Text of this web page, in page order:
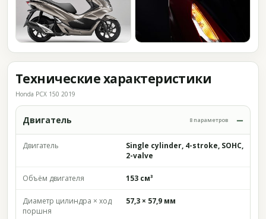
Технические характеристики
Honda PCX 150 2019
Двигатель 8 параметров
Двигатель
Single cylinder, 4-stroke, SOHC,
2-valve
Объём двигателя 153 см³
Диаметр цилиндра × ход
поршня
57,3 × 57,9 мм